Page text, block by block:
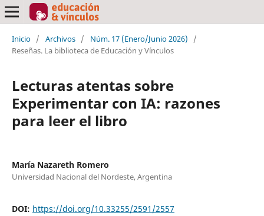
Inicio / Archivos / Núm. 17 (Enero/Junio 2026)
/
Reseñas. La biblioteca de Educación y Vínculos
Lecturas atentas sobre
Experimentar con IA: razones
para leer el libro
María Nazareth Romero
Universidad Nacional del Nordeste, Argentina
DOI: https://doi.org/10.33255/2591/2557